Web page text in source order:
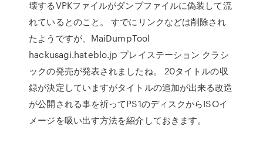
壊するVPKファイルがダンプファイルに偽装して流
れているとのこと。 すでにリンクなどは削除され
たようですが、MaiDumpTool
hackusagi.hateblo.jp プレイステーション クラシ
ックの発売が発表されましたね。 20タイトルの収
録が決定していますがタイトルの追加が出来る改造
が公開される事を祈ってPS1のディスクからISOイ
メージを吸い出す方法を紹介しておきます。